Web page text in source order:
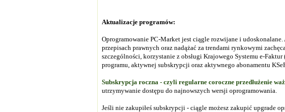
Aktualizacje programów:
Oprogramowanie PC-Market jest ciągle rozwijane i
przepisach prawnych oraz nadążać za trendami rynkowymi
szczególności, korzystanie z obsługi Krajowego Systemu e-
programu, aktywnej subskrypcji oraz aktywnego abonamentu
Subskrypcja roczna - czyli regularne coroczne przedłużenie
utrzymywanie dostępu do najnowszych wersji oprogramowania.
Jeśli nie zakupiłeś subskrypcji - ciągle możesz zakupić upgrade